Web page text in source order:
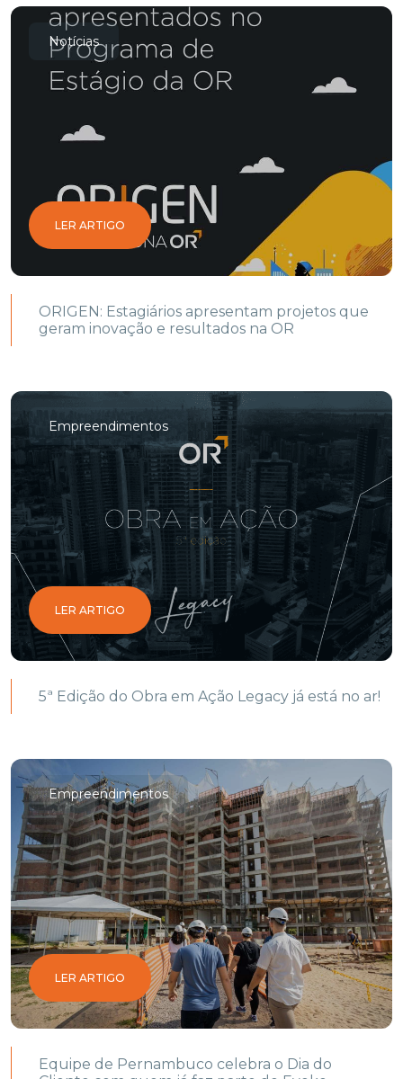
Notícias
LER ARTIGO
ORIGEN: Estagiários apresentam projetos que
geram inovação e resultados na OR
Empreendimentos
LER ARTIGO
5ª Edição do Obra em Ação Legacy já está no ar!
Empreendimentos
LER ARTIGO
Equipe de Pernambuco celebra o Dia do